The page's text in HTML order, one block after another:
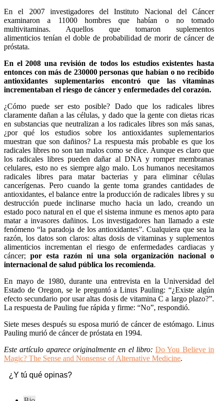
En el 2007 investigadores del Instituto Nacional del Cáncer
examinaron a 11000 hombres que habían o no tomado
multivitaminas. Aquellos que tomaron suplementos
alimenticios tenían el doble de probabilidad de morir de cáncer de
próstata.
En el 2008 una revisión de todos los estudios existentes hasta
entonces con más de 230000 personas que habían o no recibido
antioxidantes suplementarios encontró que las vitaminas
incrementaban el riesgo de cáncer y enfermedades del corazón.
¿Cómo puede ser esto posible? Dado que los radicales libres
claramente dañan a las células, y dado que la gente con dietas ricas
en substancias que neutralizan a los radicales libres son más sanas,
¿por qué los estudios sobre los antioxidantes suplementarios
muestran que son dañinos? La respuesta más probable es que los
radicales libres no son tan malos como se dice. Aunque es claro que
los radicales libres pueden dañar al DNA y romper membranas
celulares, esto no es siempre algo malo. Los humanos necesitamos
radicales libres para matar bacterias y para eliminar células
cancerígenas. Pero cuando la gente toma grandes cantidades de
antioxidantes, el balance entre la producción de radicales libres y su
destrucción puede inclinarse mucho hacia un lado, creando un
estado poco natural en el que el sistema inmune es menos apto para
matar a invasores dañinos. Los investigadores han llamado a este
fenómeno “la paradoja de los antioxidantes”. Cualquiera que sea la
razón, los datos son claros: altas dosis de vitaminas y suplementos
alimenticios incrementan el riesgo de enfermedades cardiacas y
cáncer; por esta razón ni una sola organización nacional o
internacional de salud pública los recomienda.
En mayo de 1980, durante una entrevista en la Universidad del
Estado de Oregon, se le preguntó a Linus Pauling: “¿Existe algún
efecto secundario por usar altas dosis de vitamina C a largo plazo?”.
La respuesta de Pauling fue rápida y firme: “No”, respondió.
Siete meses después su esposa murió de cáncer de estómago. Linus
Pauling murió de cáncer de próstata en 1994.
Este artículo aparece originalmente en el libro:Do You Believe in
Magic? The Sense and Nonsense of Alternative Medicine.
¿Y tú qué opinas?